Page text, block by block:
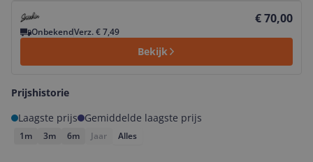
€ 70,00
OnbekendVerz. € 7,49
Bekijk
Bekijk product
Prijshistorie
Laagste prijs
Gemiddelde laagste prijs
1m 3m 6m Jaar Alles